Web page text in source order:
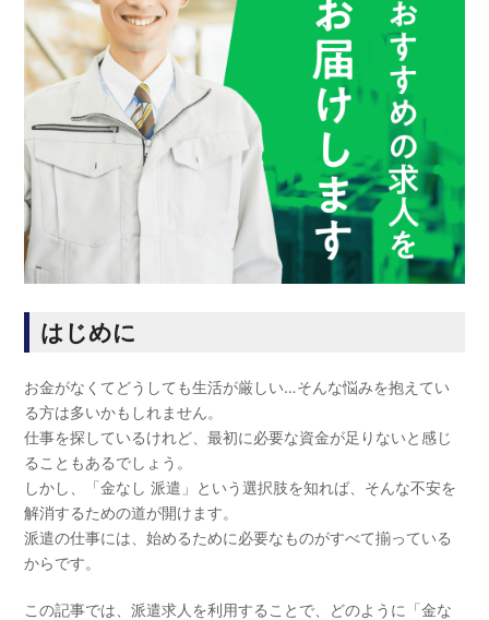
はじめに
お金がなくてどうしても生活が厳しい…そんな悩みを抱えてい
る方は多いかもしれません。
仕事を探しているけれど、最初に必要な資金が足りないと感じ
ることもあるでしょう。
しかし、「金なし 派遣」という選択肢を知れば、そんな不安を
解消するための道が開けます。
派遣の仕事には、始めるために必要なものがすべて揃っている
からです。
この記事では、派遣求人を利用することで、どのように「金な